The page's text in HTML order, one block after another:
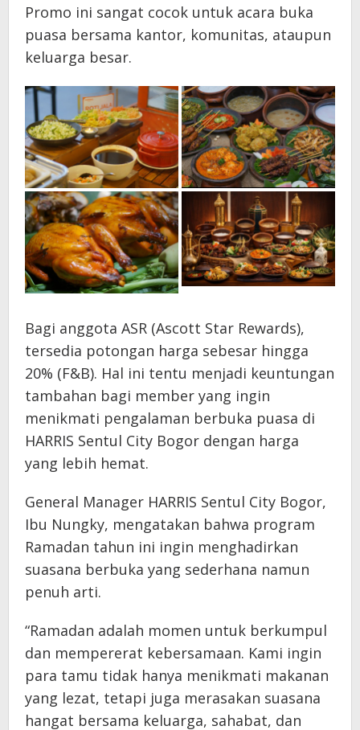
Promo ini sangat cocok untuk acara buka
puasa bersama kantor, komunitas, ataupun
keluarga besar.
Bagi anggota ASR (Ascott Star Rewards),
tersedia potongan harga sebesar hingga
20% (F&B). Hal ini tentu menjadi keuntungan
tambahan bagi member yang ingin
menikmati pengalaman berbuka puasa di
HARRIS Sentul City Bogor dengan harga
yang lebih hemat.
General Manager HARRIS Sentul City Bogor,
Ibu Nungky, mengatakan bahwa program
Ramadan tahun ini ingin menghadirkan
suasana berbuka yang sederhana namun
penuh arti.
“Ramadan adalah momen untuk berkumpul
dan mempererat kebersamaan. Kami ingin
para tamu tidak hanya menikmati makanan
yang lezat, tetapi juga merasakan suasana
hangat bersama keluarga, sahabat, dan